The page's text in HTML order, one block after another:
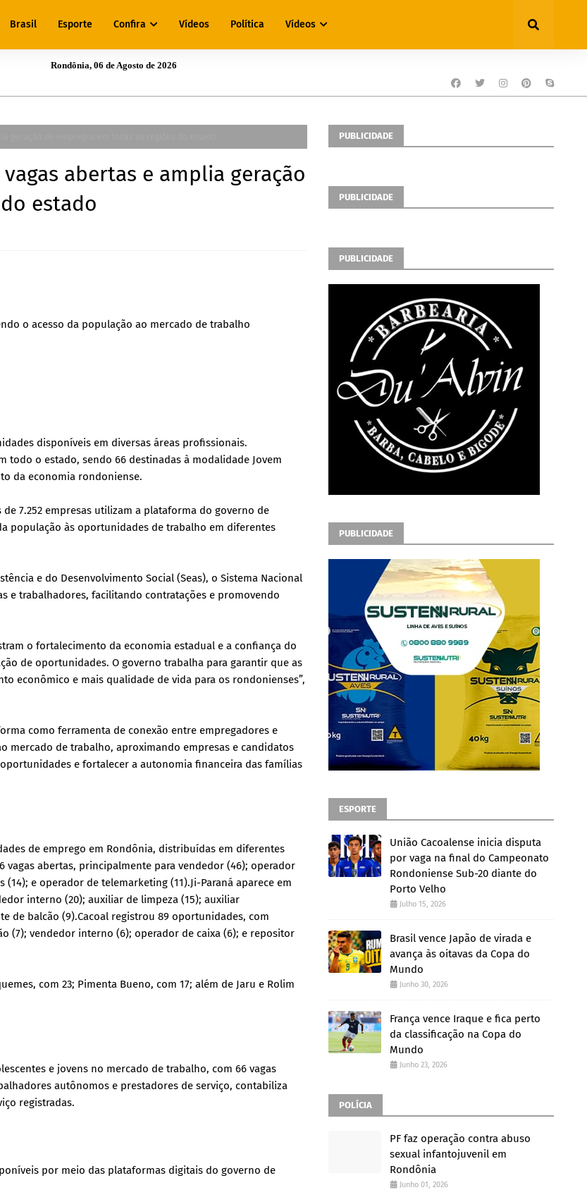
Brasil Esporte Confira Vídeos Política Vídeos
Rondônia, 06 de Agosto de 2026
abertas e amplia geração
estado
o acesso da população ao mercado de trabalho
disponíveis em diversas áreas profissionais.
todo o estado, sendo 66 destinadas à modalidade Jovem
da economia rondoniense.
7.252 empresas utilizam a plataforma do governo de
população às oportunidades de trabalho em diferentes
e do Desenvolvimento Social (Seas), o Sistema Nacional
e trabalhadores, facilitando contratações e promovendo
o fortalecimento da economia estadual e a confiança do
de oportunidades. O governo trabalha para garantir que as
econômico e mais qualidade de vida para os rondonienses”,
como ferramenta de conexão entre empregadores e
mercado de trabalho, aproximando empresas e candidatos
e fortalecer a autonomia financeira das famílias
de emprego em Rondônia, distribuídas em diferentes
abertas, principalmente para vendedor (46); operador
e operador de telemarketing (11).Ji-Paraná aparece em
interno (20); auxiliar de limpeza (15); auxiliar
de balcão (9).Cacoal registrou 89 oportunidades, com
(7); vendedor interno (6); operador de caixa (6); e repositor
com 23; Pimenta Bueno, com 17; além de Jaru e Rolim
e jovens no mercado de trabalho, com 66 vagas
autônomos e prestadores de serviço, contabiliza
registradas.
por meio das plataformas digitais do governo de
PUBLICIDADE
PUBLICIDADE
PUBLICIDADE
PUBLICIDADE
ESPORTE
União Cacoalense inicia disputa
por vaga na final do Campeonato
Rondoniense Sub-20 diante do
Porto Velho
Julho 15, 2026
Brasil vence Japão de virada e
avança às oitavas da Copa do
Mundo
Junho 30, 2026
França vence Iraque e fica perto
da classificação na Copa do
Mundo
Junho 23, 2026
POLÍCIA
PF faz operação contra abuso
sexual infantojuvenil em
Rondônia
Junho 01, 2026